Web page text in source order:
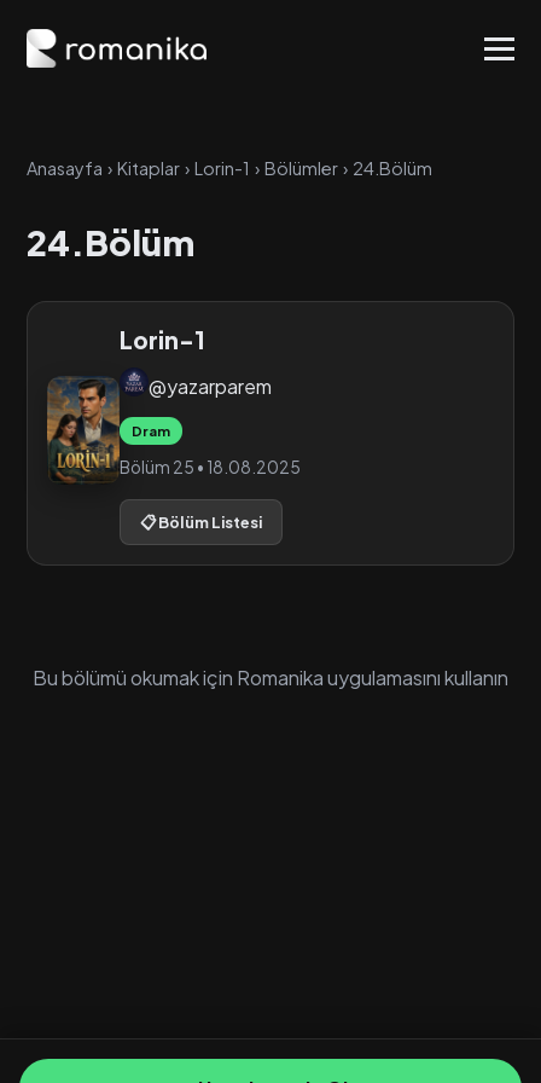
Anasayfa › Kitaplar › Lorin-1 › Bölümler › 24.Bölüm
24.Bölüm
Lorin-1
@yazarparem
Dram
Bölüm 25 • 18.08.2025
📋 Bölüm Listesi
Bu bölümü okumak için Romanika uygulamasını kullanın